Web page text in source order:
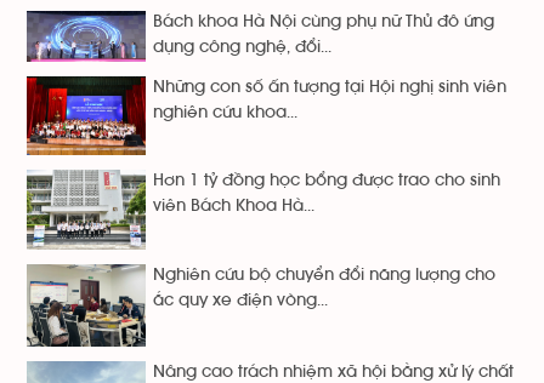
Bách khoa Hà Nội cùng phụ nữ Thủ đô ứng
dụng công nghệ, đổi...
Những con số ấn tượng tại Hội nghị sinh viên
nghiên cứu khoa...
Hơn 1 tỷ đồng học bổng được trao cho sinh
viên Bách Khoa Hà...
Nghiên cứu bộ chuyển đổi năng lượng cho
ắc quy xe điện vòng...
Nâng cao trách nhiệm xã hội bằng xử lý chất